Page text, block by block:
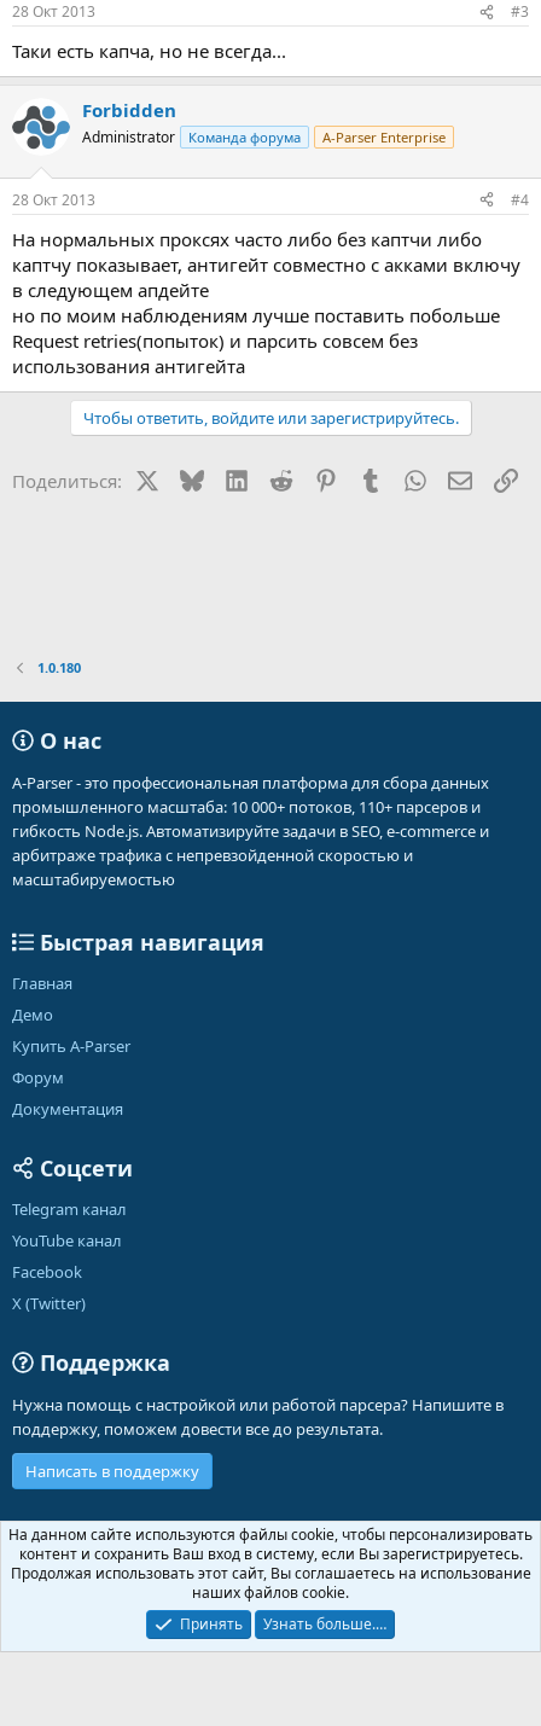
28 Окт 2013 #3
Таки есть капча, но не всегда...
Forbidden
Administrator Команда форума A-Parser Enterprise
28 Окт 2013 #4
На нормальных проксях часто либо без каптчи либо
каптчу показывает, антигейт совместно с акками включу
в следующем апдейте
но по моим наблюдениям лучше поставить побольше
Request retries(попыток) и парсить совсем без
использования антигейта
Чтобы ответить, войдите или зарегистрируйтесь.
Поделиться: BlueskyLinkedIn
Reddit PinterestTumblr WhatsApp
1.0.180
О нас
A-Parser - это профессиональная платформа для сбора данных
промышленного масштаба: 10 000+ потоков, 110+ парсеров и
гибкость Node.js. Автоматизируйте задачи в SEO, e-commerce и
арбитраже трафика с непревзойденной скоростью и
масштабируемостью
Быстрая навигация
Главная
Демо
Купить A-Parser
Форум
Документация
Соцсети
Telegram канал
YouTube канал
Facebook
X (Twitter)
Поддержка
Нужна помощь с настройкой или работой парсера? Напишите в
поддержку, поможем довести все до результата.
Написать в поддержку
Russian (RU)
Обратная связь
Условия и правила
Политика конфиденциальности
Помощь
Community platform by XenForo ® © 2010-2026 XenForo Ltd.
На данном сайте используются файлы cookie, чтобы персонализировать
контент и сохранить Ваш вход в систему, если Вы зарегистрируетесь.
Продолжая использовать этот сайт, Вы соглашаетесь на использование
наших файлов cookie.
Принять
Узнать больше.…